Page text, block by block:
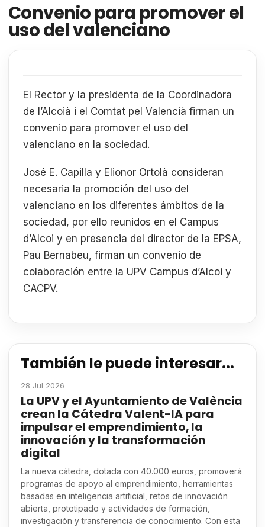
Convenio para promover el
uso del valenciano
El Rector y la presidenta de la Coordinadora
de l’Alcoià i el Comtat pel Valencià firman un
convenio para promover el uso del
valenciano en la sociedad.
José E. Capilla y Elionor Ortolà consideran
necesaria la promoción del uso del
valenciano en los diferentes ámbitos de la
sociedad, por ello reunidos en el Campus
d’Alcoi y en presencia del director de la EPSA,
Pau Bernabeu, firman un convenio de
colaboración entre la UPV Campus d’Alcoi y
CACPV.
También le puede interesar...
28 Jul 2026
La UPV y el Ayuntamiento de València
crean la Cátedra Valent-IA para
impulsar el emprendimiento, la
innovación y la transformación
digital
La nueva cátedra, dotada con 40.000 euros, promoverá
programas de apoyo al emprendimiento, herramientas
basadas en inteligencia artificial, retos de innovación
abierta, prototipado y actividades de formación,
investigación y transferencia de conocimiento. Con esta